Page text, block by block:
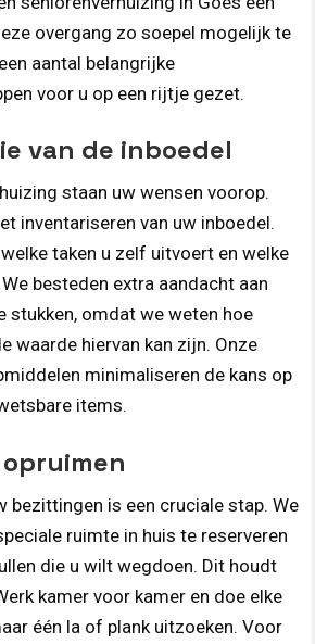
overgang zo soepel mogelijk te
aantal belangrijke
voor u op een rijtje gezet.
van de inboedel
staan uw wensen voorop.
inventariseren van uw inboedel.
taken u zelf uitvoert en welke
besteden extra aandacht aan
stukken, omdat we weten hoe
waarde hiervan kan zijn. Onze
minimaliseren de kans op
items.
bezittingen is een cruciale stap. We
ruimte in huis te reserveren
die u wilt wegdoen. Dit houdt
kamer voor kamer en doe elke
één la of plank uitzoeken. Voor